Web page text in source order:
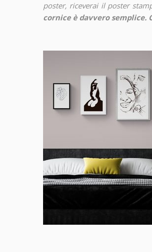
poster, riceverai il poster
cornice è davvero semplice.